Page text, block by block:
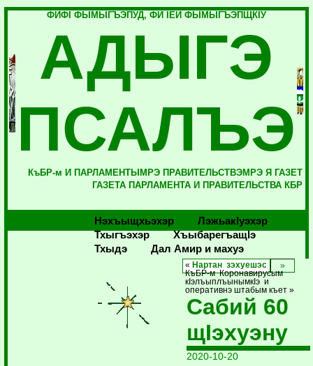
ФИФI ФЫМЫГЪЭПУД, ФИ IЕЙ ФЫМЫГЪЭПЩКIУ
АДЫГЭ
ПСАЛЪЭ
КъБР-м И ПАРЛАМЕНТЫМРЭ ПРАВИТЕЛЬСТВЭМРЭ Я ГАЗЕТ
ГАЗЕТА ПАРЛАМЕНТА И ПРАВИТЕЛЬСТВА КБР
Нэхъыщхьэхэр
Лэжьакlуэхэр
Тхыгъэхэр
Хъыбарегъащlэ
Тхыдэ
Дал Амир и махуэ
« Нартан зэхуешэс
КъБР-м Коронавирусым
кIэлъыплъынымкIэ и
оперативнэ штабым къет »
Сабий 60
щIэхуэну
2020-10-20